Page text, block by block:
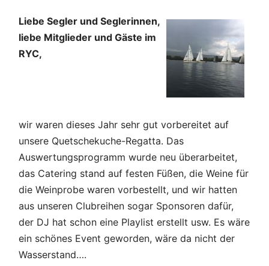
Liebe Segler und Seglerinnen,
liebe Mitglieder und Gäste im
RYC,
wir waren dieses Jahr sehr gut vorbereitet auf
unsere Quetschekuche-Regatta. Das
Auswertungsprogramm wurde neu überarbeitet,
das Catering stand auf festen Füßen, die Weine für
die Weinprobe waren vorbestellt, und wir hatten
aus unseren Clubreihen sogar Sponsoren dafür,
der DJ hat schon eine Playlist erstellt usw. Es wäre
ein schönes Event geworden, wäre da nicht der
Wasserstand….